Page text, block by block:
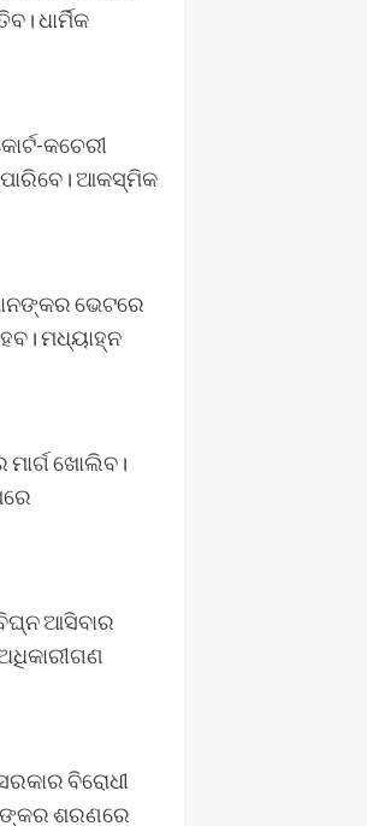
ଧାର୍ମିକ
କଚେରୀ
ଆକସ୍ମିକ
ଭେଟରେ
ମଧ୍ୟାହ୍ନ
ଖୋଲିବ।
ଆସିବାର
ବିରୋଧୀ
ଶରଣରେ